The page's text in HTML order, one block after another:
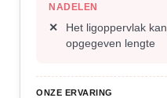
NADELEN
Het ligoppervlak
opgegeven lengte
ONZE ERVARING